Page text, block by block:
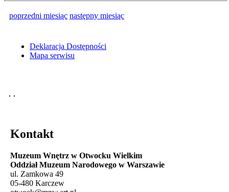
poprzedni miesiąc następny miesiąc
Deklaracja Dostępności
Mapa serwisu
Kontakt
Muzeum Wnętrz w Otwocku Wielkim
Oddział Muzeum Narodowego w Warszawie
ul. Zamkowa 49
05-480 Karczew